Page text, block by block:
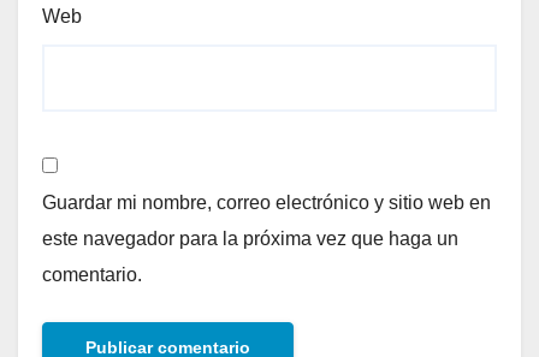
Web
Guardar mi nombre, correo electrónico y sitio web en
este navegador para la próxima vez que haga un
comentario.